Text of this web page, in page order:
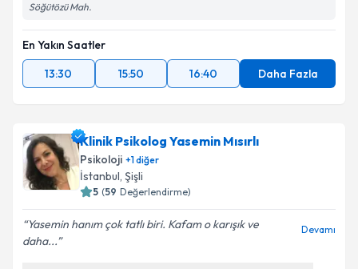
Söğütözü Mah.
En Yakın Saatler
13:30
15:50 16:40 Daha Fazla
Klinik Psikolog Yasemin Mısırlı
Psikoloji +1diğer
İstanbul, Şişli
5 (59 Değerlendirme)
Yasemin hanım çok tatlı biri. Kafam o karışık ve
daha...
Devamı